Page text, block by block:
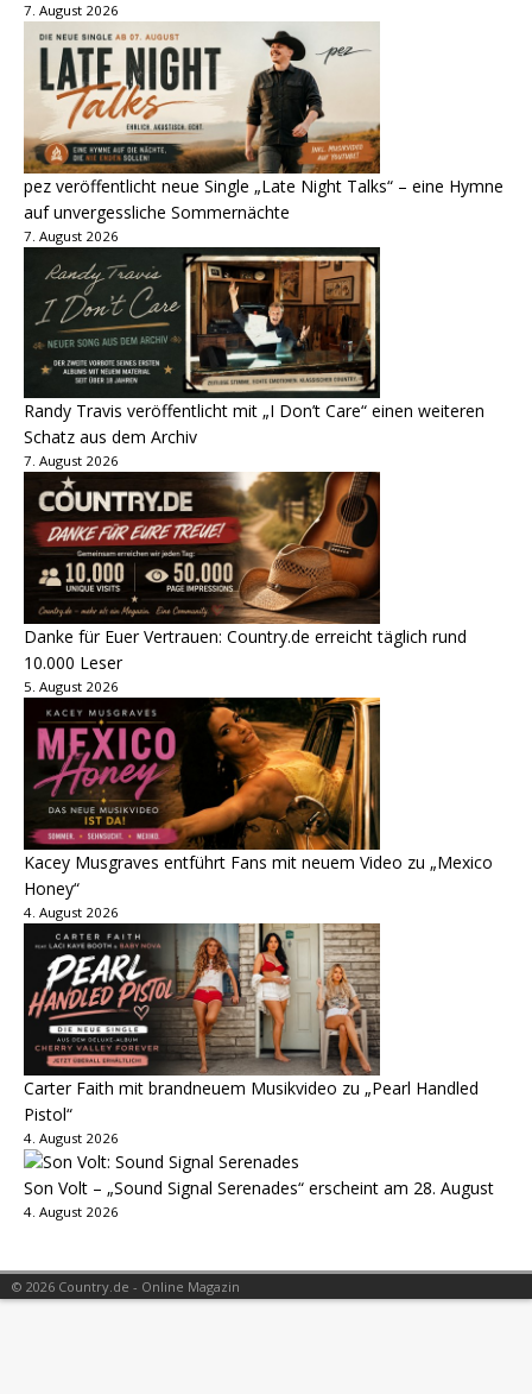
7. August 2026
pez veröffentlicht neue Single „Late Night Talks“ – eine Hymne
auf unvergessliche Sommernächte
7. August 2026
Randy Travis veröffentlicht mit „I Don’t Care“ einen weiteren
Schatz aus dem Archiv
7. August 2026
Danke für Euer Vertrauen: Country.de erreicht täglich rund
10.000 Leser
5. August 2026
Kacey Musgraves entführt Fans mit neuem Video zu „Mexico
Honey“
4. August 2026
Carter Faith mit brandneuem Musikvideo zu „Pearl Handled
Pistol“
4. August 2026
Son Volt – „Sound Signal Serenades“ erscheint am 28. August
4. August 2026
© 2026 Country.de - Online Magazin